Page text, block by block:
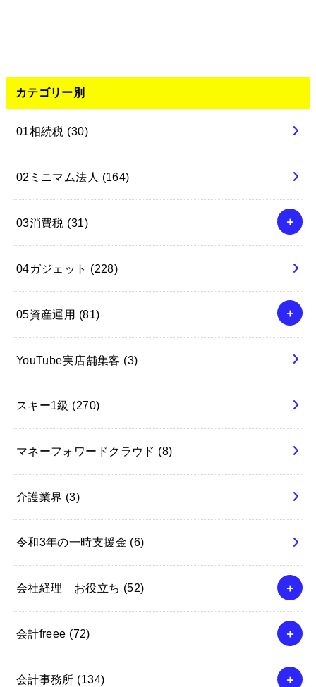
カテゴリー別
01相続税 (30)
02ミニマム法人 (164)
03消費税 (31)
04ガジェット (228)
05資産運用 (81)
YouTube実店舗集客 (3)
スキー1級 (270)
マネーフォワードクラウド (8)
介護業界 (3)
令和3年の一時支援金 (6)
会社経理 お役立ち (52)
会計freee (72)
会計事務所 (134)